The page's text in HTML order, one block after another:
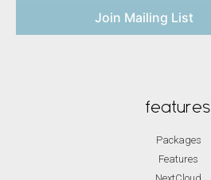
Join Mailing List
features
Packages
Features